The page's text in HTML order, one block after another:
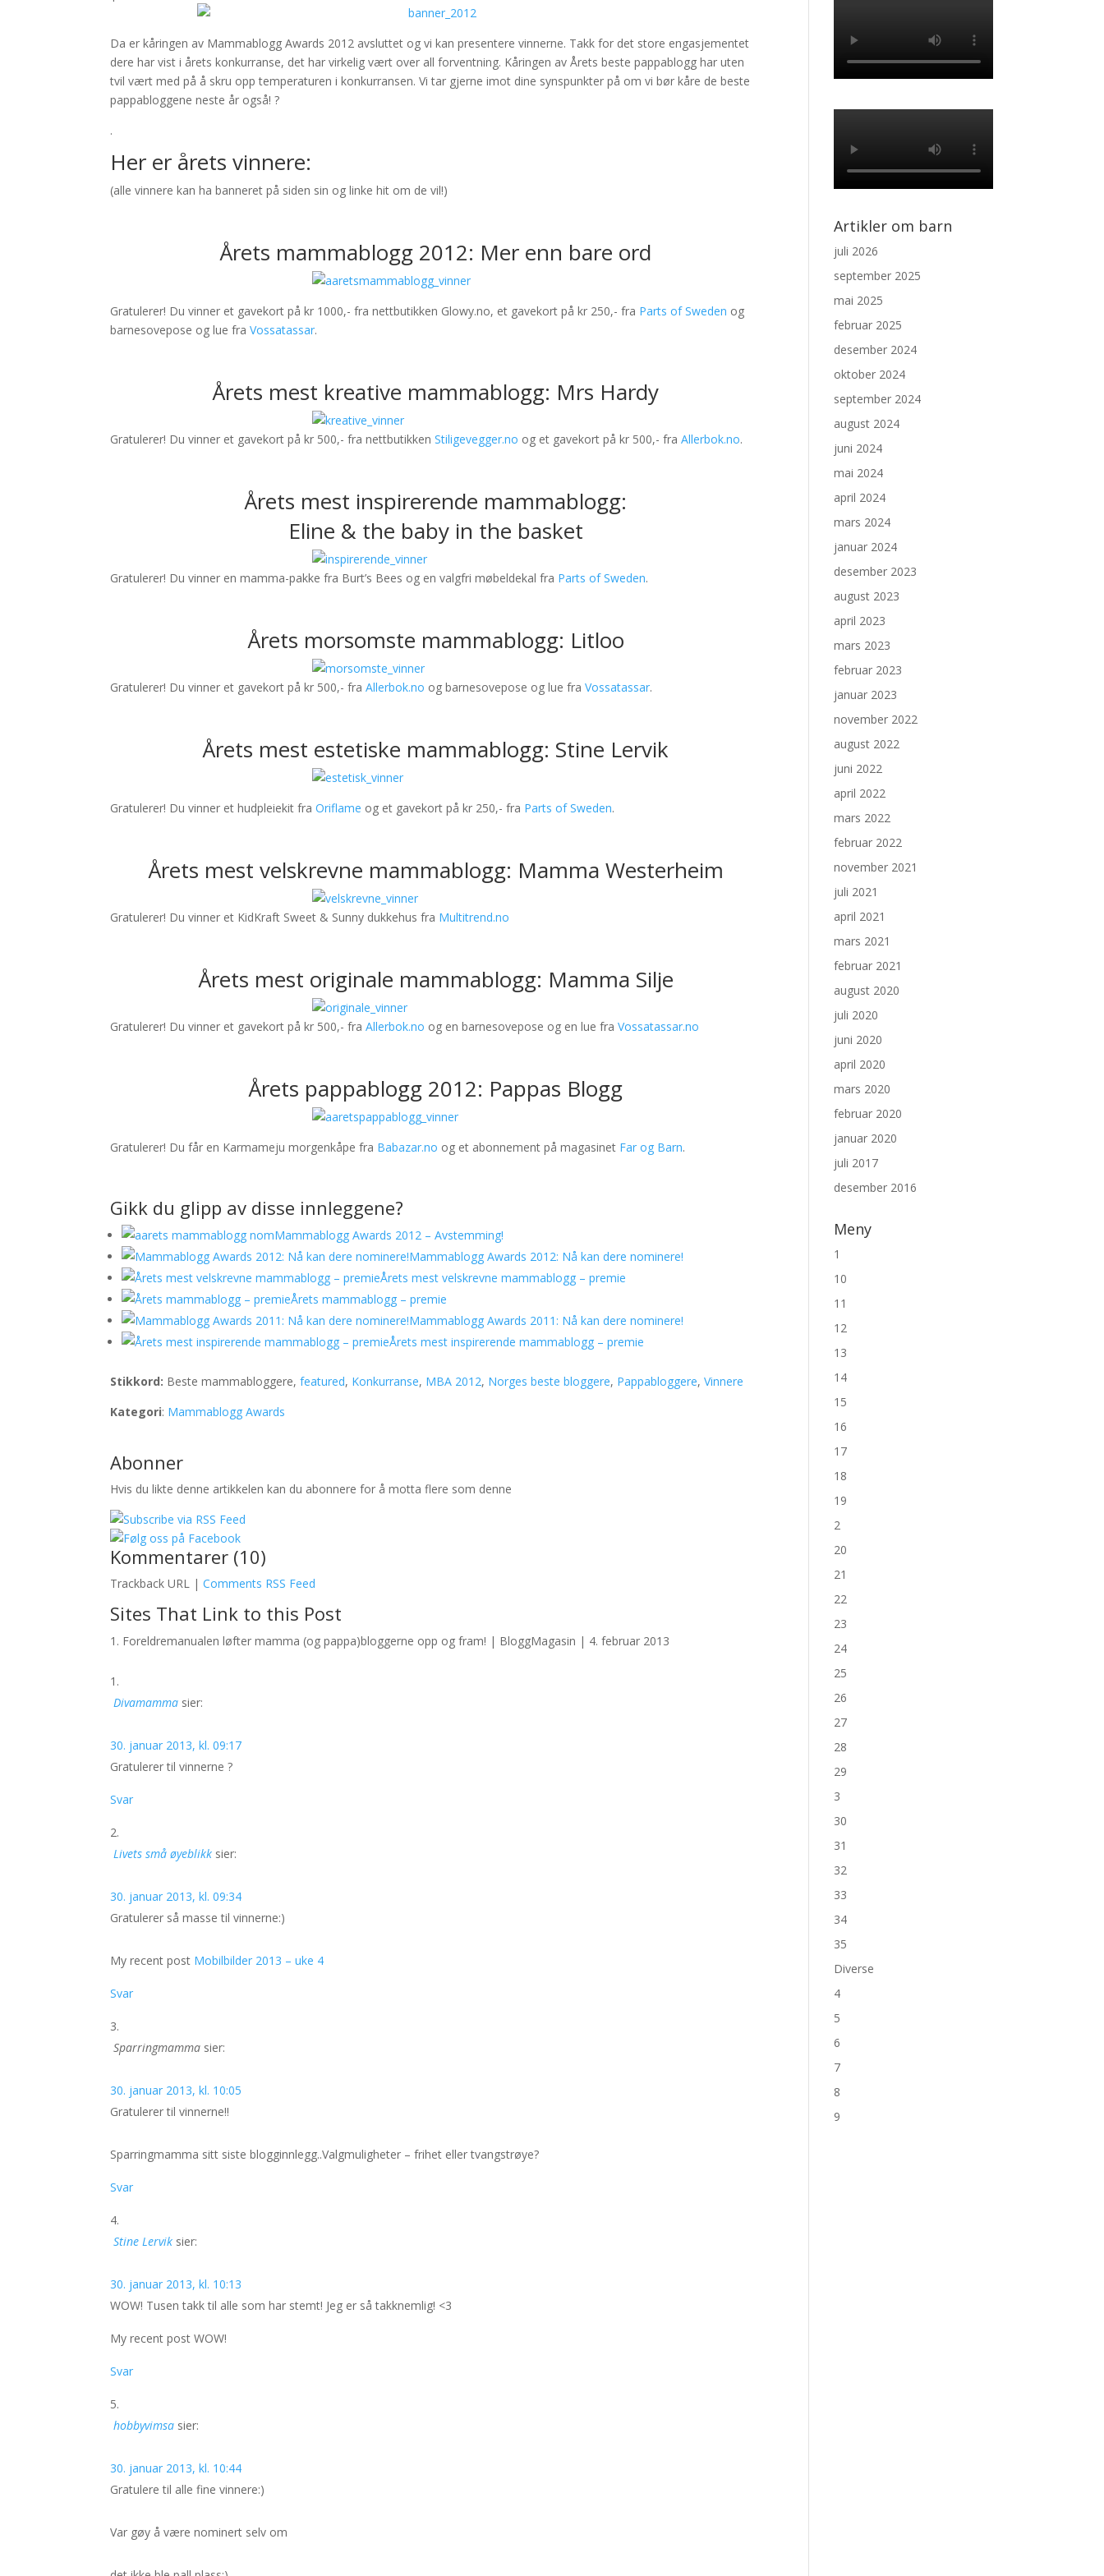
Da er kåringen av Mammablogg Awards 2012 avsluttet og vi kan presentere vinnerne. Takk for det store engasjementet
dere har vist i årets konkurranse, det har virkelig vært over all forventning. Kåringen av Årets beste pappablogg har uten
tvil vært med på å skru opp temperaturen i konkurransen. Vi tar gjerne imot dine synspunkter på om vi bør kåre de beste
pappabloggene neste år også! ?
.
Her er årets vinnere:
(alle vinnere kan ha banneret på siden sin og linke hit om de vil!)
Årets mammablogg 2012: Mer enn bare ord
Gratulerer! Du vinner et gavekort på kr 1000,- fra nettbutikken Glowy.no, et gavekort på kr 250,- fra Parts of Sweden og
barnesovepose og lue fraVossatassar.
Årets mest kreative mammablogg: Mrs Hardy
Gratulerer! Du vinner et gavekort på kr 500,- fra nettbutikken Stiligevegger.no og et gavekort på kr 500,- fraAllerbok.no.
Årets mest inspirerende mammablogg:
Eline & the baby in the basket
Gratulerer! Du vinner en mamma-pakke fra Burt’s Bees og en valgfri møbeldekal fra Parts of Sweden.
Årets morsomste mammablogg: Litloo
Gratulerer! Du vinner et gavekort på kr 500,- fraAllerbok.no og barnesovepose og lue fraVossatassar.
Årets mest estetiske mammablogg: Stine Lervik
Gratulerer! Du vinner et hudpleiekit fraOriflame og et gavekort på kr 250,- fra Parts of Sweden.
Årets mest velskrevne mammablogg: Mamma Westerheim
Gratulerer! Du vinner et KidKraft Sweet & Sunny dukkehus fra Multitrend.no
Årets mest originale mammablogg: Mamma Silje
Gratulerer! Du vinner et gavekort på kr 500,- fraAllerbok.no og en barnesovepose og en lue fraVossatassar.no
Årets pappablogg 2012: Pappas Blogg
Gratulerer! Du får en Karmameju morgenkåpe fra Babazar.no og et abonnement på magasinet Far og Barn.
Gikk du glipp av disse innleggene?
Mammablogg Awards 2012 – Avstemming!
Mammablogg Awards 2012: Nå kan dere nominere!
Årets mest velskrevne mammablogg – premie
Årets mammablogg – premie
Mammablogg Awards 2011: Nå kan dere nominere!
Årets mest inspirerende mammablogg – premie
Stikkord: Beste mammabloggere,featured, Konkurranse, MBA 2012, Norges beste bloggere, Pappabloggere,Vinnere
Kategori: Mammablogg Awards
Abonner
Hvis du likte denne artikkelen kan du abonnere for å motta flere som denne
Kommentarer (10)
Trackback URL |Comments RSS Feed
Sites That Link to this Post
Foreldremanualen løfter mamma (og pappa)bloggerne opp og fram! | BloggMagasin | 4. februar 2013
Divamamma sier:
30. januar 2013, kl. 09:17
Gratulerer til vinnerne ?
Svar
Livets små øyeblikk sier:
30. januar 2013, kl. 09:34
Gratulerer så masse til vinnerne:)
My recent post Mobilbilder 2013 – uke 4
Svar
Sparringmamma sier:
30. januar 2013, kl. 10:05
Gratulerer til vinnerne!!
Sparringmamma sitt siste blogginnlegg..Valgmuligheter – frihet eller tvangstrøye?
Svar
Stine Lervik sier:
30. januar 2013, kl. 10:13
WOW! Tusen takk til alle som har stemt! Jeg er så takknemlig! <3
My recent post WOW!
Svar
hobbyvimsa sier:
30. januar 2013, kl. 10:44
Gratulere til alle fine vinnere:)
Var gøy å være nominert selv om
Artikler om barn
juli 2026
september 2025
mai 2025
februar 2025
desember 2024
oktober 2024
september 2024
august 2024
juni 2024
mai 2024
april 2024
mars 2024
januar 2024
desember 2023
august 2023
april 2023
mars 2023
februar 2023
januar 2023
november 2022
august 2022
juni 2022
april 2022
mars 2022
februar 2022
november 2021
juli 2021
april 2021
mars 2021
februar 2021
august 2020
juli 2020
juni 2020
april 2020
mars 2020
februar 2020
januar 2020
juli 2017
desember 2016
Meny
1
10
11
12
13
14
15
16
17
18
19
2
20
21
22
23
24
25
26
27
28
29
3
30
31
32
33
34
35
Diverse
4
5
6
7
8
9